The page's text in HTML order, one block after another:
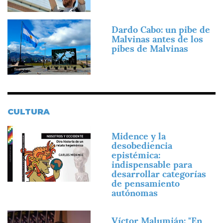
Imagen
Dardo Cabo: un pibe de
Malvinas antes de los
pibes de Malvinas
CULTURA
Imagen
Midence y la
desobediencia
epistémica:
indispensable para
desarrollar categorías
de pensamiento
autónomas
Imagen